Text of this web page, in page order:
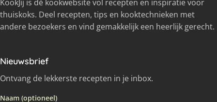
KookJij is dé kookwebsite vol recepten en inspiratie voor
thuiskoks. Deel recepten, tips en kooktechnieken met
andere bezoekers en vind gemakkelijk een heerlijk gerecht.
Nieuwsbrief
Ontvang de lekkerste recepten in je inbox.
Naam (optioneel)